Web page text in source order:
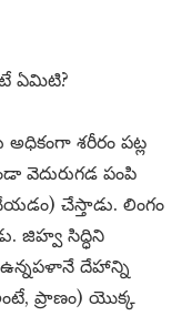
ఏమిటి?
శరీరం పట్ల
వెదురుగడ పంపి
చేయడం) చేస్తాడు. లింగం
జిహ్వ సిద్ధిని
ఉన్నపళానే దేహాన్ని
ప్రాణం) యొక్క